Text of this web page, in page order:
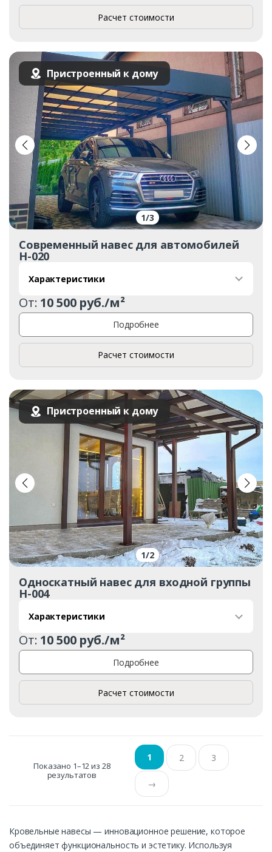
Расчет стоимости
Пристроенный к дому
1/3
Современный навес для автомобилей
Н-020
Характеристики
От: 10 500 руб./м²
Подробнее
Расчет стоимости
Пристроенный к дому
1/2
Односкатный навес для входной группы
Н-004
Характеристики
От: 10 500 руб./м²
Подробнее
Расчет стоимости
Показано 1–12 из 28
результатов
1 2 3
→
Кровельные навесы — инновационное решение, которое
объединяет функциональность и эстетику. Используя